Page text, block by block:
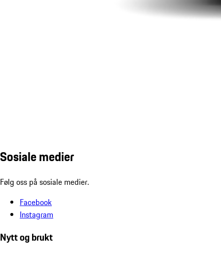
Sosiale medier
Følg oss på sosiale medier.
Facebook
Instagram
Nytt og brukt